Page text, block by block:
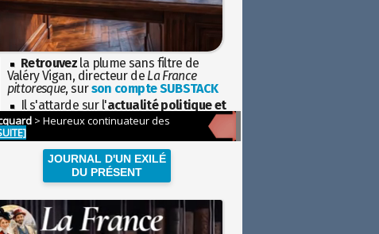
Retrouvez la plume sans filtre de
Valéry Vigan, directeur de La France
pittoresque, surson compte SUBSTACK
Il s'attarde sur l'actualité politique et
sociétaleavec la hauteur de vue de
l'Histoire
JOURNAL D'UN EXILÉ
DU PRÉSENT